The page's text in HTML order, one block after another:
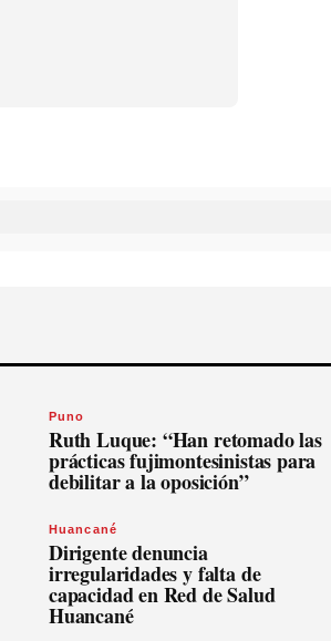
Puno
Ruth Luque: “Han retomado las
prácticas fujimontesinistas para
debilitar a la oposición”
Huancané
Dirigente denuncia
irregularidades y falta de
capacidad en Red de Salud
Huancané